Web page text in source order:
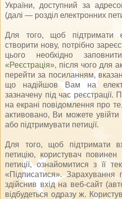
України, доступний за
(далі — розділ електронних
Для того, щоб підтримати
створити нову, потрібно
цього необхідно
«Реєстрація», після чого для
перейти за посиланням,
що надійшов Вам на
зазначену під час реєстрації.
на екрані повідомлення про
активовано, Ви можете
або підтримувати петиції.
Для того, щоб підтримати
петицію, користувач повинен
петиції, ознайомитися з її
«Підписатися». Зарахування
здійснив вхід на веб-сайт
відбудеться одразу ж.